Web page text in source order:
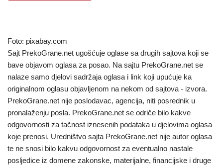
Foto: pixabay.com
Sajt PrekoGrane.net ugošćuje oglase sa drugih sajtova koji se
bave objavom oglasa za posao. Na sajtu PrekoGrane.net se
nalaze samo djelovi sadržaja oglasa i link koji upućuje ka
originalnom oglasu objavljenom na nekom od sajtova - izvora.
PrekoGrane.net nije poslodavac, agencija, niti posrednik u
pronalaženju posla. PrekoGrane.net se odriče bilo kakve
odgovornosti za tačnost iznesenih podataka u djelovima oglasa
koje prenosi. Uredništvo sajta PrekoGrane.net nije autor oglasa
te ne snosi bilo kakvu odgovornost za eventualno nastale
posljedice iz domene zakonske, materijalne, financijske i druge